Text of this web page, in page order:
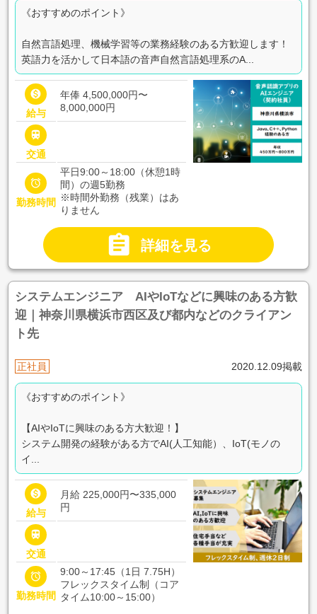
《おすすめのポイント》
自然言語処理、機械学習等の業務経験のある方歓迎します！
英語力を活かして日本語の音声自然言語処理系のA...

給与
年俸 4,500,000円〜
8,000,000円

交通

勤務時間
平日9:00～18:00（休憩1時
間）の週5勤務
※時間外勤務（残業）はあ
りません
 詳細を見る
システムエンジニア AIやIoTなどに興味のある方歓
迎｜神奈川県横浜市西区及び都内などのクライアン
ト先
正社員 2020.12.09掲載
《おすすめのポイント》
【AIやIoTに興味のある方大歓迎！】
システム開発の経験がある方でAI(人工知能）、IoT(モノの
イ...

給与
月給 225,000円〜335,000
円

交通

勤務時間
9:00～17:45（1日 7.75H）
フレックスタイム制（コア
タイム10:00～15:00）